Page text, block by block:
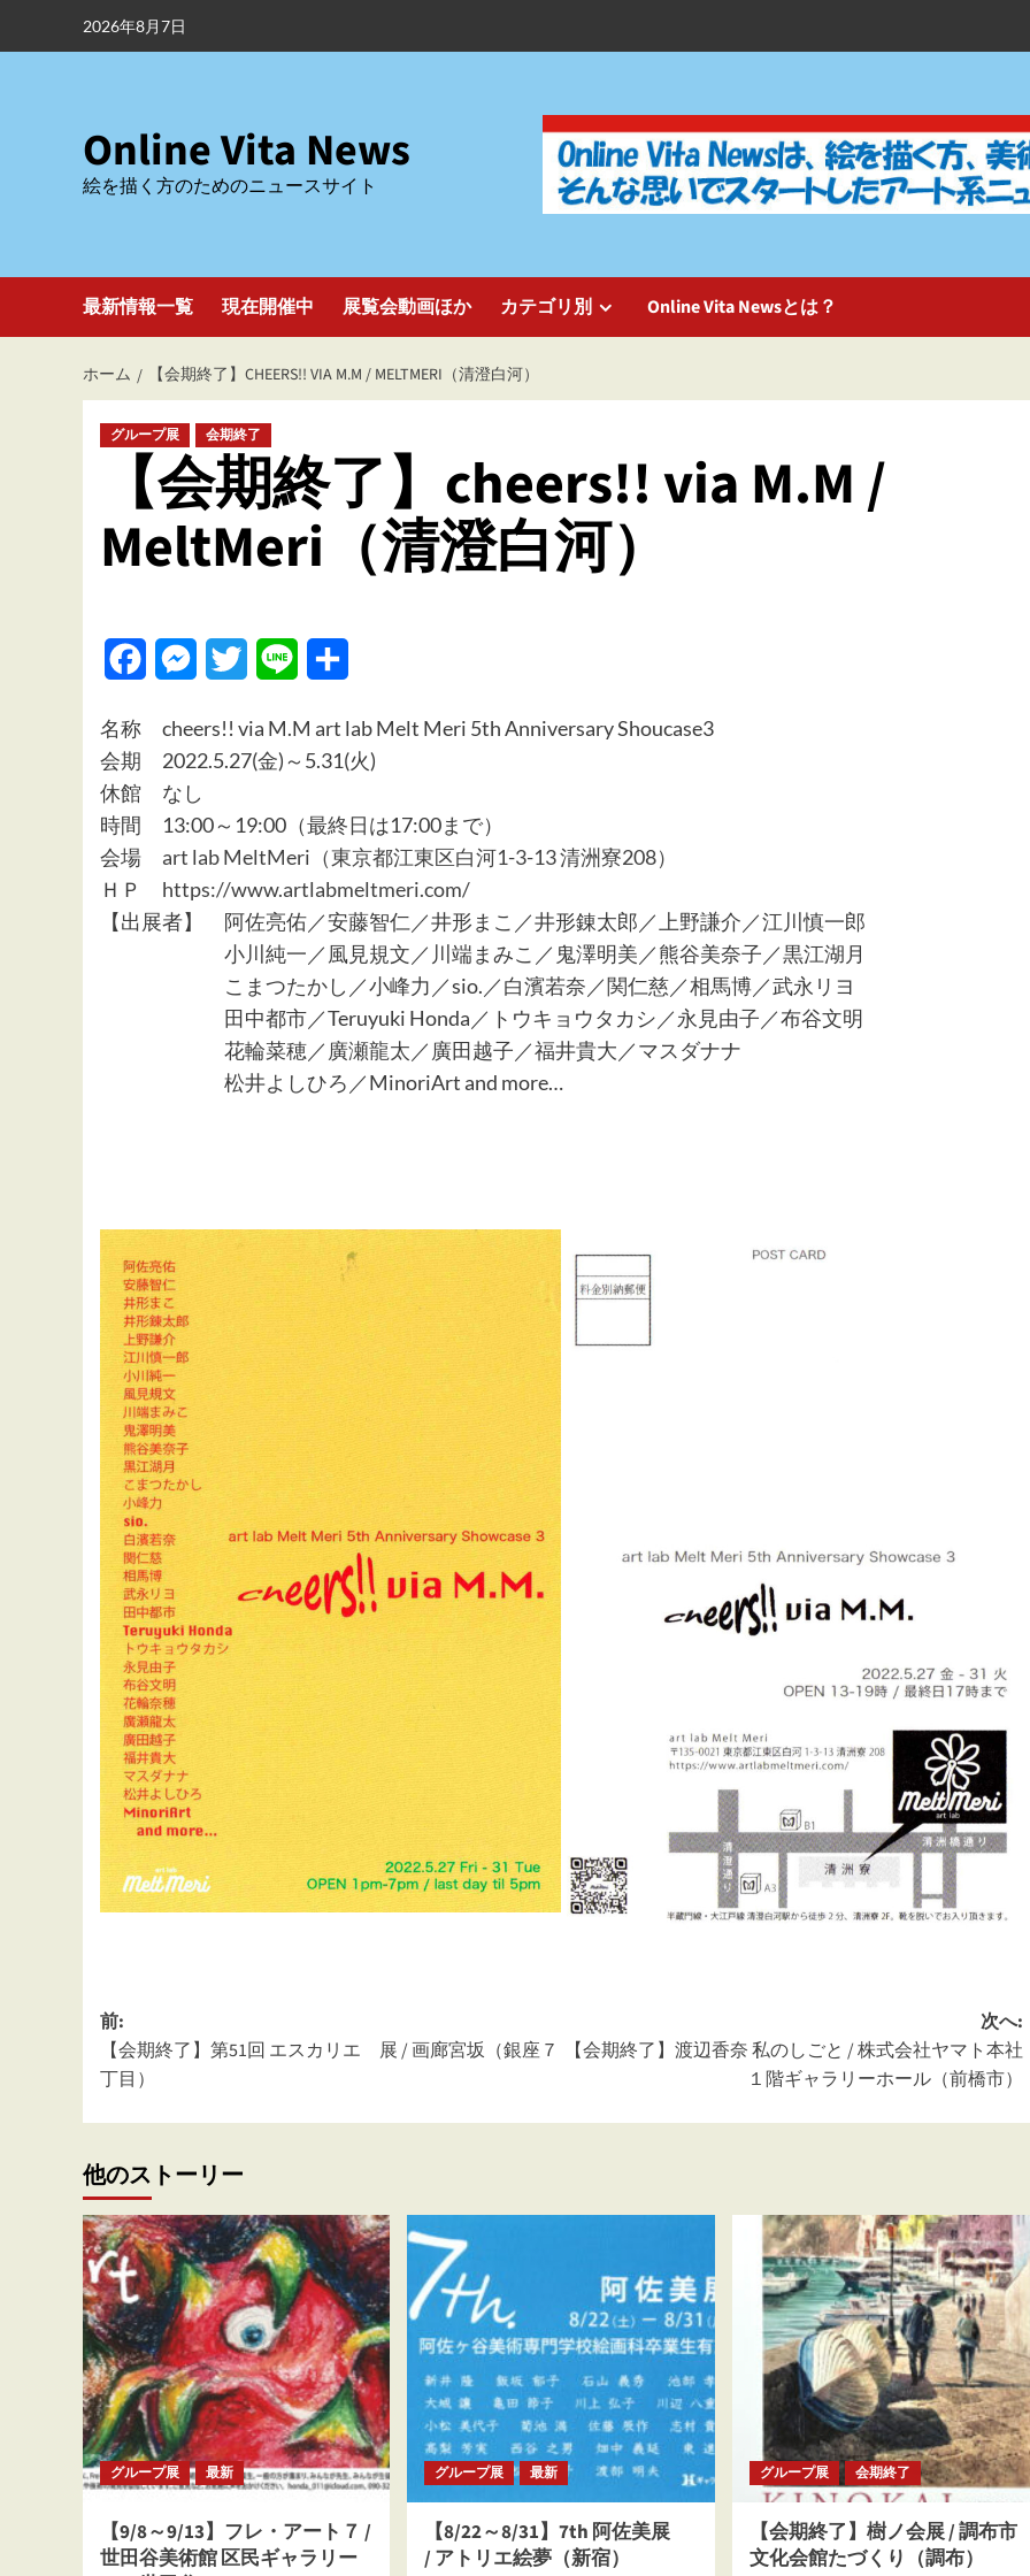
2026年8月7日
Online Vita News
絵を描く方のためのニュースサイト
最新情報一覧 現在開催中 展覧会動画ほか カテゴリ別 Online Vita Newsとは？
ホーム 【会期終了】CHEERS!! VIA M.M / MELTMERI（清澄白河）
グループ展 会期終了
【会期終了】cheers!! via M.M /
MeltMeri（清澄白河）
FacebookMessenger
Twitter Line
名称 cheers!! via M.M art lab Melt Meri 5th Anniversary Shoucase3
会期 2022.5.27(金)～5.31(火)
休館 なし
時間 13:00～19:00（最終日は17:00まで）
会場 art lab MeltMeri（東京都江東区白河1-3-13 清洲寮208）
ＨＰ https://www.artlabmeltmeri.com/
【出展者】 阿佐亮佑／安藤智仁／井形まこ／井形錬太郎／上野謙介／江川慎一郎
小川純一／風見規文／川端まみこ／鬼澤明美／熊谷美奈子／黒江湖月
こまつたかし／小峰力／sio.／白濱若奈／関仁慈／相馬博／武永リヨ
田中都市／Teruyuki Honda／トウキョウタカシ／永見由子／布谷文明
花輪菜穂／廣瀬龍太／廣田越子／福井貴大／マスダナナ
松井よしひろ／MinoriArt and more…
投
稿
ナ
ビ
ゲ
ー
シ
ョ
ン
前:
【会期終了】第51回 エスカリエ 展 / 画廊宮坂（銀座７
丁目）
次へ:
【会期終了】渡辺香奈 私のしごと / 株式会社ヤマト本社
１階ギャラリーホール（前橋市）
他のストーリー
グループ展 最新
【9/8～9/13】フレ・アート７ /
世田谷美術館 区民ギャラリー
グループ展 最新
【8/22～8/31】7th 阿佐美展
/ アトリエ絵夢（新宿）
グループ展 会期終了
【会期終了】樹ノ会展 / 調布市
文化会館たづくり（調布）